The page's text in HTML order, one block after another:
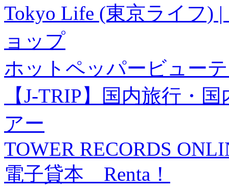
Tokyo Life (東京ライフ)
ョップ
ホットペッパービュー
【J-TRIP】国内旅行・
アー
TOWER RECORDS
電子貸本 Renta！